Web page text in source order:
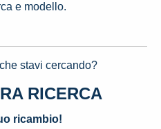
e modello.
stavi cercando?
RICERCA
ricambio!